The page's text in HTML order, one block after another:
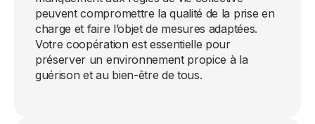
peuvent compromettre la qualité de la prise en
charge et faire l’objet de mesures adaptées.
Votre coopération est essentielle pour
préserver un environnement propice à la
guérison et au bien-être de tous.